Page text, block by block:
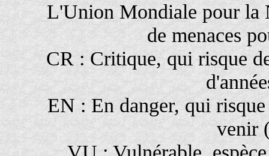
L'Union Mondiale pour la
de menaces
CR : Critique, qui risque
EN : En danger, qui risque
venir